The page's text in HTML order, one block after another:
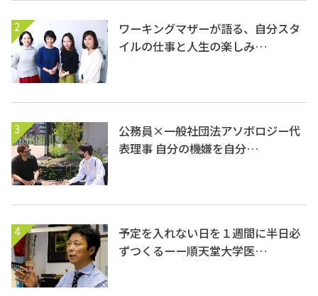
2
ワーキングマザーが語る、自分スタ
イルの仕事と人生の楽しみ…
3
公務員×一般社団法アソボロジー代
表理事 自分の機嫌を自分…
4
予定を入れない日を１週間に半日必
ずつくるーー順天堂大学医…